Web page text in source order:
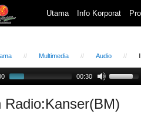
Utama Info Korporat
Multimedia Audio
00:30
Use
Up/
Arrow
keys
Radio:Kanser(BM)